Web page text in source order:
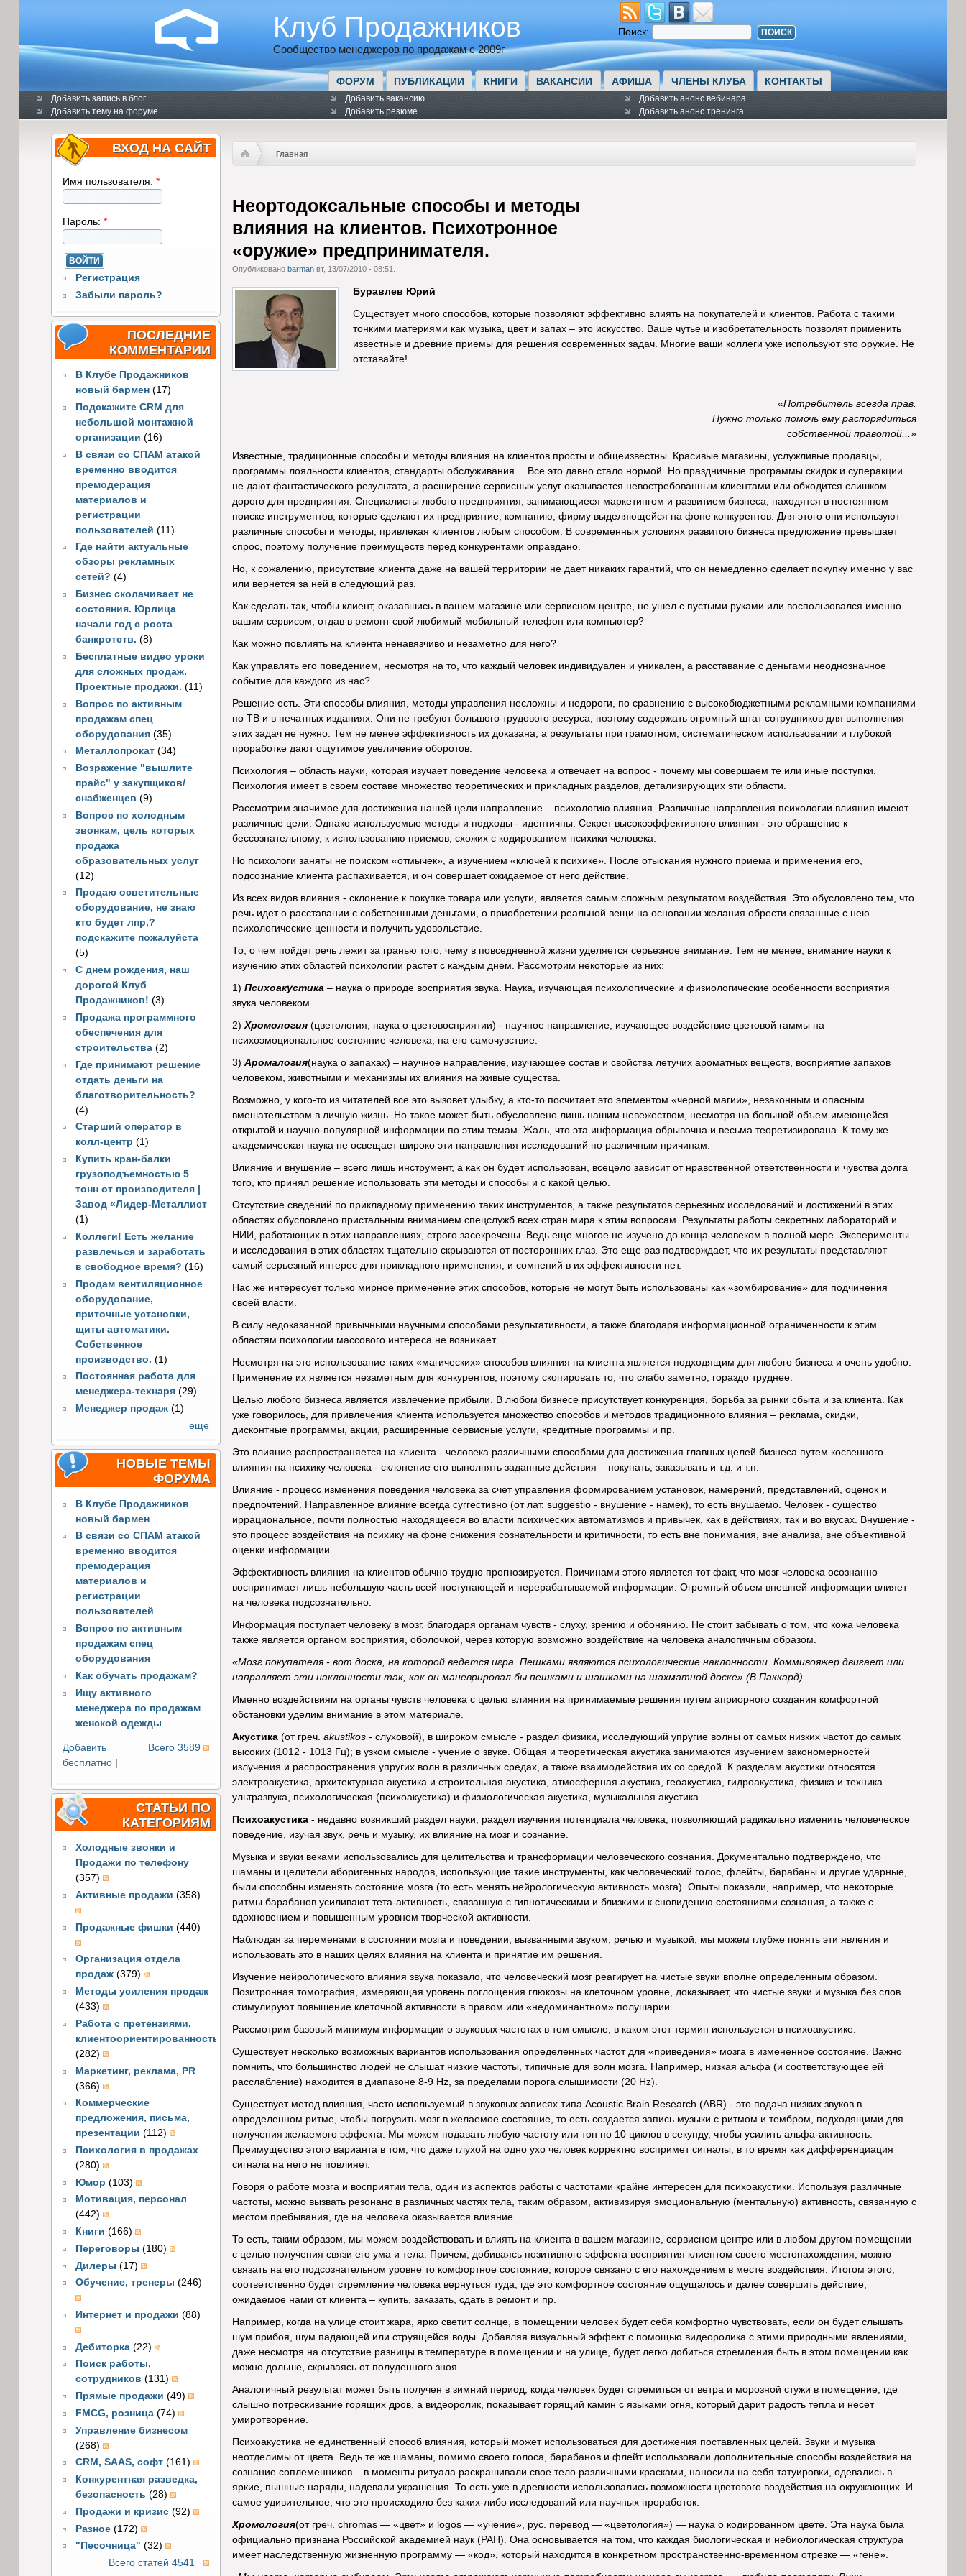
Клуб Продажников
Сообщество менеджеров по продажам с 2009г
Поиск:
ФОРУМ ПУБЛИКАЦИИ КНИГИ ВАКАНСИИ АФИША ЧЛЕНЫ КЛУБА КОНТАКТЫ
Добавить запись в блог
Добавить тему на форуме
Добавить вакансию
Добавить резюме
Добавить анонс вебинара
Добавить анонс тренинга
ВХОД НА САЙТ
Имя пользователя: *
Пароль: *
Регистрация
Забыли пароль?
ПОСЛЕДНИЕ
КОММЕНТАРИИ
В Клубе Продажников
новый бармен (17)
Подскажите CRM для
небольшой монтажной
организации (16)
В связи со СПАМ атакой
временно вводится
премодерация
материалов и
регистрации
пользователей (11)
Где найти актуальные
обзоры рекламных
сетей? (4)
Бизнес сколачивает не
состояния. Юрлица
начали год с роста
банкротств. (8)
Бесплатные видео уроки
для сложных продаж.
Проектные продажи. (11)
Вопрос по активным
продажам спец
оборудования (35)
Металлопрокат (34)
Возражение "вышлите
прайс" у закупщиков/
снабженцев (9)
Вопрос по холодным
звонкам, цель которых
продажа
образовательных услуг
(12)
Продаю осветительные
оборудование, не знаю
кто будет лпр,?
подскажите пожалуйста
(5)
С днем рождения, наш
дорогой Клуб
Продажников! (3)
Продажа программного
обеспечения для
строительства (2)
Где принимают решение
отдать деньги на
благотворительность?
(4)
Старший оператор в
колл-центр (1)
Купить кран-балки
грузоподъемностью 5
тонн от производителя |
Завод «Лидер-Металлист
(1)
Коллеги! Есть желание
развлечься и заработать
в свободное время? (16)
Продам вентиляционное
оборудование,
приточные установки,
щиты автоматики.
Собственное
производство. (1)
Постоянная работа для
менеджера-технаря (29)
Менеджер продаж (1)
еще
НОВЫЕ ТЕМЫ
ФОРУМА
В Клубе Продажников
новый бармен
В связи со СПАМ атакой
временно вводится
премодерация
материалов и
регистрации
пользователей
Вопрос по активным
продажам спец
оборудования
Как обучать продажам?
Ищу активного
менеджера по продажам
женской одежды
Всего 3589
Добавить
бесплатно|
СТАТЬИ ПО
КАТЕГОРИЯМ
Холодные звонки и
Продажи по телефону
(357)
Активные продажи (358)
Продажные фишки (440)
Организация отдела
продаж (379)
Методы усиления продаж
(433)
Работа с претензиями,
клиентоориентированность
(282)
Маркетинг, реклама, PR
(366)
Коммерческие
предложения, письма,
презентации (112)
Психология в продажах
(280)
Юмор (103)
Мотивация, персонал
(442)
Книги (166)
Переговоры (180)
Дилеры (17)
Обучение, тренеры (246)
Интернет и продажи (88)
Дебиторка (22)
Поиск работы,
сотрудников (131)
Прямые продажи (49)
FMCG, розница (74)
Управление бизнесом
(268)
CRM, SAAS, софт (161)
Конкурентная разведка,
безопасность (28)
Продажи и кризис (92)
Разное (172)
"Песочница" (32)
Всего статей 4541
Главная
Неортодоксальные способы и методы
влияния на клиентов. Психотронное
«оружие» предпринимателя.
Опубликовано barmanвт, 13/07/2010 - 08:51.
Буравлев Юрий
Существует много способов, которые позволяют эффективно влиять на покупателей и клиентов. Работа с такими
тонкими материями как музыка, цвет и запах – это искусство. Ваше чутье и изобретательность позволят применить
известные и древние приемы для решения современных задач. Многие ваши коллеги уже используют это оружие. Не
отставайте!
«Потребитель всегда прав.
Нужно только помочь ему распорядиться
собственной правотой...»
Известные, традиционные способы и методы влияния на клиентов просты и общеизвестны. Красивые магазины, услужливые продавцы,
программы лояльности клиентов, стандарты обслуживания… Все это давно стало нормой. Но праздничные программы скидок и суперакции
не дают фантастического результата, а расширение сервисных услуг оказывается невостребованным клиентами или обходится слишком
дорого для предприятия. Специалисты любого предприятия, занимающиеся маркетингом и развитием бизнеса, находятся в постоянном
поиске инструментов, которые сделают их предприятие, компанию, фирму выделяющейся на фоне конкурентов. Для этого они используют
различные способы и методы, привлекая клиентов любым способом. В современных условиях развитого бизнеса предложение превышает
спрос, поэтому получение преимуществ перед конкурентами оправдано.
Но, к сожалению, присутствие клиента даже на вашей территории не дает никаких гарантий, что он немедленно сделает покупку именно у вас
или вернется за ней в следующий раз.
Как сделать так, чтобы клиент, оказавшись в вашем магазине или сервисном центре, не ушел с пустыми руками или воспользовался именно
вашим сервисом, отдав в ремонт свой любимый мобильный телефон или компьютер?
Как можно повлиять на клиента ненавязчиво и незаметно для него?
Как управлять его поведением, несмотря на то, что каждый человек индивидуален и уникален, а расставание с деньгами неоднозначное
событие для каждого из нас?
Решение есть. Эти способы влияния, методы управления несложны и недороги, по сравнению с высокобюджетными рекламными компаниями
по ТВ и в печатных изданиях. Они не требуют большого трудового ресурса, поэтому содержать огромный штат сотрудников для выполнения
этих задач не нужно. Тем не менее эффективность их доказана, а результаты при грамотном, систематическом использовании и глубокой
проработке дают ощутимое увеличение оборотов.
Психология – область науки, которая изучает поведение человека и отвечает на вопрос - почему мы совершаем те или иные поступки.
Психология имеет в своем составе множество теоретических и прикладных разделов, детализирующих эти области.
Рассмотрим значимое для достижения нашей цели направление – психологию влияния. Различные направления психологии влияния имеют
различные цели. Однако используемые методы и подходы - идентичны. Секрет высокоэффективного влияния - это обращение к
бессознательному, к использованию приемов, схожих с кодированием психики человека.
Но психологи заняты не поиском «отмычек», а изучением «ключей к психике». После отыскания нужного приема и применения его,
подсознание клиента распахивается, и он совершает ожидаемое от него действие.
Из всех видов влияния - склонение к покупке товара или услуги, является самым сложным результатом воздействия. Это обусловлено тем, что
речь идет о расставании с собственными деньгами, о приобретении реальной вещи на основании желания обрести связанные с нею
психологические ценности и получить удовольствие.
То, о чем пойдет речь лежит за гранью того, чему в повседневной жизни уделяется серьезное внимание. Тем не менее, внимание науки к
изучению этих областей психологии растет с каждым днем. Рассмотрим некоторые из них:
1) Психоакустика– наука о природе восприятия звука. Наука, изучающая психологические и физиологические особенности восприятия
звука человеком.
2)Хромология(цветология, наука о цветовосприятии) - научное направление, изучающее воздействие цветовой гаммы на
психоэмоциональное состояние человека, на его самочувствие.
3) Аромалогия(наука о запахах) – научное направление, изучающее состав и свойства летучих ароматных веществ, восприятие запахов
человеком, животными и механизмы их влияния на живые существа.
Возможно, у кого-то из читателей все это вызовет улыбку, а кто-то посчитает это элементом «черной магии», незаконным и опасным
вмешательством в личную жизнь. Но такое может быть обусловлено лишь нашим невежеством, несмотря на большой объем имеющейся
открытой и научно-популярной информации по этим темам. Жаль, что эта информация обрывочна и весьма теоретизирована. К тому же
академическая наука не освещает широко эти направления исследований по различным причинам.
Влияние и внушение – всего лишь инструмент, а как он будет использован, всецело зависит от нравственной ответственности и чувства долга
того, кто принял решение использовать эти методы и способы и с какой целью.
Отсутствие сведений по прикладному применению таких инструментов, а также результатов серьезных исследований и достижений в этих
областях обусловлено пристальным вниманием спецслужб всех стран мира к этим вопросам. Результаты работы секретных лабораторий и
НИИ, работающих в этих направлениях, строго засекречены. Ведь еще многое не изучено до конца человеком в полной мере. Эксперименты
и исследования в этих областях тщательно скрываются от посторонних глаз. Это еще раз подтверждает, что их результаты представляют
самый серьезный интерес для прикладного применения, и сомнений в их эффективности нет.
Нас же интересует только мирное применение этих способов, которые не могут быть использованы как «зомбирование» для подчинения
своей власти.
В силу недоказанной привычными научными способами результативности, а также благодаря информационной ограниченности к этим
областям психологии массового интереса не возникает.
Несмотря на это использование таких «магических» способов влияния на клиента является подходящим для любого бизнеса и очень удобно.
Применение их является незаметным для конкурентов, поэтому скопировать то, что слабо заметно, гораздо труднее.
Целью любого бизнеса является извлечение прибыли. В любом бизнесе присутствует конкуренция, борьба за рынки сбыта и за клиента. Как
уже говорилось, для привлечения клиента используется множество способов и методов традиционного влияния – реклама, скидки,
дисконтные программы, акции, расширенные сервисные услуги, кредитные программы и пр.
Это влияние распространяется на клиента - человека различными способами для достижения главных целей бизнеса путем косвенного
влияния на психику человека - склонение его выполнять заданные действия – покупать, заказывать и т.д. и т.п.
Влияние - процесс изменения поведения человека за счет управления формированием установок, намерений, представлений, оценок и
предпочтений. Направленное влияние всегда суггестивно (от лат. suggestio - внушение - намек), то есть внушаемо. Человек - существо
иррациональное, почти полностью находящееся во власти психических автоматизмов и привычек, как в действиях, так и во вкусах. Внушение -
это процесс воздействия на психику на фоне снижения сознательности и критичности, то есть вне понимания, вне анализа, вне объективной
оценки информации.
Эффективность влияния на клиентов обычно трудно прогнозируется. Причинами этого является тот факт, что мозг человека осознанно
воспринимает лишь небольшую часть всей поступающей и перерабатываемой информации. Огромный объем внешней информации влияет
на человека подсознательно.
Информация поступает человеку в мозг, благодаря органам чувств - слуху, зрению и обонянию. Не стоит забывать о том, что кожа человека
также является органом восприятия, оболочкой, через которую возможно воздействие на человека аналогичным образом.
«Мозг покупателя - вот доска, на которой ведется игра. Пешками являются психологические наклонности. Коммивояжер двигает или
направляет эти наклонности так, как он маневрировал бы пешками и шашками на шахматной доске» (В.Паккард).
Именно воздействиям на органы чувств человека с целью влияния на принимаемые решения путем априорного создания комфортной
обстановки уделим внимание в этом материале.
Акустика (от греч. akustikos- слуховой), в широком смысле - раздел физики, исследующий упругие волны от самых низких частот до самых
высоких (1012 - 1013 Гц); в узком смысле - учение о звуке. Общая и теоретическая акустика занимаются изучением закономерностей
излучения и распространения упругих волн в различных средах, а также взаимодействия их со средой. К разделам акустики относятся
электроакустика, архитектурная акустика и строительная акустика, атмосферная акустика, геоакустика, гидроакустика, физика и техника
ультразвука, психологическая (психоакустика) и физиологическая акустика, музыкальная акустика.
Психоакустика- недавно возникший раздел науки, раздел изучения потенциала человека, позволяющий радикально изменить человеческое
поведение, изучая звук, речь и музыку, их влияние на мозг и сознание.
Музыка и звуки веками использовались для целительства и трансформации человеческого сознания. Документально подтверждено, что
шаманы и целители аборигенных народов, использующие такие инструменты, как человеческий голос, флейты, барабаны и другие ударные,
были способны изменять состояние мозга (то есть менять нейрологическую активность мозга). Опыты показали, например, что некоторые
ритмы барабанов усиливают тета-активность, связанную с гипнотическими и близкими к сновидению состояниями сознания, а также с
вдохновением и повышенным уровнем творческой активности.
Наблюдая за переменами в состоянии мозга и поведении, вызванными звуком, речью и музыкой, мы можем глубже понять эти явления и
использовать это в наших целях влияния на клиента и принятие им решения.
Изучение нейрологического влияния звука показало, что человеческий мозг реагирует на чистые звуки вполне определенным образом.
Позитронная томография, измеряющая уровень поглощения глюкозы на клеточном уровне, доказывает, что чистые звуки и музыка без слов
стимулируют повышение клеточной активности в правом или «недоминантном» полушарии.
Рассмотрим базовый минимум информации о звуковых частотах в том смысле, в каком этот термин используется в психоакустике.
Существует несколько возможных вариантов использования определенных частот для «приведения» мозга в измененное состояние. Важно
помнить, что большинство людей не слышат низкие частоты, типичные для волн мозга. Например, низкая альфа (и соответствующее ей
расслабление) находится в диапазоне 8-9 Hz, за пределами порога слышимости (20 Hz).
Существует метод влияния, часто используемый в звуковых записях типа Acoustic Brain Research (ABR) - это подача низких звуков в
определенном ритме, чтобы погрузить мозг в желаемое состояние, то есть создается запись музыки с ритмом и тембром, подходящими для
получения желаемого эффекта. Мы можем подавать любую частоту или тон по 10 циклов в секунду, чтобы усилить альфа-активность.
Преимущество этого варианта в том, что даже глухой на одно ухо человек корректно воспримет сигналы, в то время как дифференциация
сигнала на него не повлияет.
Говоря о работе мозга и восприятии тела, один из аспектов работы с частотами крайне интересен для психоакустики. Используя различные
частоты, можно вызвать резонанс в различных частях тела, таким образом, активизируя эмоциональную (ментальную) активность, связанную с
местом пребывания, где на человека оказывается влияние.
То есть, таким образом, мы можем воздействовать и влиять на клиента в вашем магазине, сервисном центре или в любом другом помещении
с целью получения связи его ума и тела. Причем, добиваясь позитивного эффекта восприятия клиентом своего местонахождения, можно
связать на его подсознательном уровне то комфортное состояние, которое связано с его нахождением в месте воздействия. Итогом этого,
соответственно будет стремление человека вернуться туда, где это комфортное состояние ощущалось и далее совершить действие,
ожидаемое нами от клиента – купить, заказать, сдать в ремонт и пр.
Например, когда на улице стоит жара, ярко светит солнце, в помещении человек будет себя комфортно чувствовать, если он будет слышать
шум прибоя, шум падающей или струящейся воды. Добавляя визуальный эффект с помощью видеоролика с этими природными явлениями,
даже несмотря на отсутствие разницы в температуре в помещении и на улице, будет легко добиться стремления быть в этом помещении как
можно дольше, скрываясь от полуденного зноя.
Аналогичный результат может быть получен в зимний период, когда человек будет стремиться от ветра и морозной стужи в помещение, где
слышно потрескивание горящих дров, а видеоролик, показывает горящий камин с языками огня, который дарит радость тепла и несет
умиротворение.
Психоакустика не единственный способ влияния, который может использоваться для достижения поставленных целей. Звуки и музыка
неотделимы от цвета. Ведь те же шаманы, помимо своего голоса, барабанов и флейт использовали дополнительные способы воздействия на
сознание соплеменников – в моменты ритуала раскрашивали свое тело различными красками, наносили на себя татуировки, одевались в
яркие, пышные наряды, надевали украшения. То есть уже в древности использовались возможности цветового воздействия на окружающих. И
самое удивительное, что это происходило без каких-либо исследований или научных проработок.
Хромология(от греч. chromas — «цвет» и logos — «учение», рус. перевод — «цветология») — наука о кодированном цвете. Эта наука была
официально признана Российской академией наук (РАН). Она основывается на том, что каждая биологическая и небиологическая структура
имеет наследственную жизненную программу — «код», который находится в конкретном пространственно-временном отрезке — «гене».